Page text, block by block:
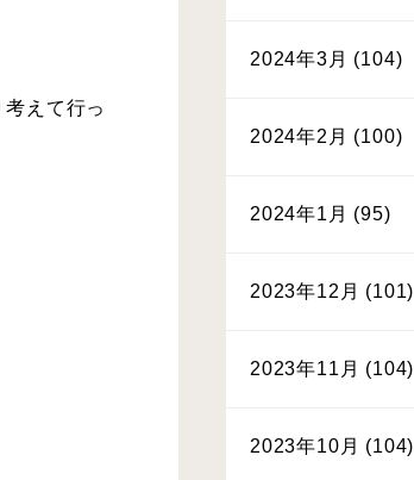
えて行っ
2024年3月 (104)
2024年2月 (100)
2024年1月 (95)
2023年12月 (101)
2023年11月 (104)
2023年10月 (104)